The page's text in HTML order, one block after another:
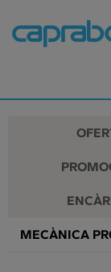
als
nostres
contingut
pàgina
ENCARA
MECÀNICA